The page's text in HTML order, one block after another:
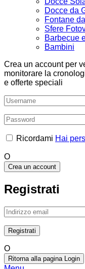
Docce da
Fontane
Sfere
Barbecue
Bambini
Crea un account per
monitorare la
e offerte speciali
Ricordami Hai
O
Crea un account
Registrati
O
Ritorna alla pagina Login